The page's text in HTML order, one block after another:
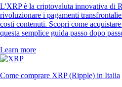
L'XRP è la criptovaluta innovativa di
rivoluzionare i pagamenti
costi contenuti. Scopri come
questa semplice guida passo dopo
Learn more
Come comprare XRP (Ripple) in Italia